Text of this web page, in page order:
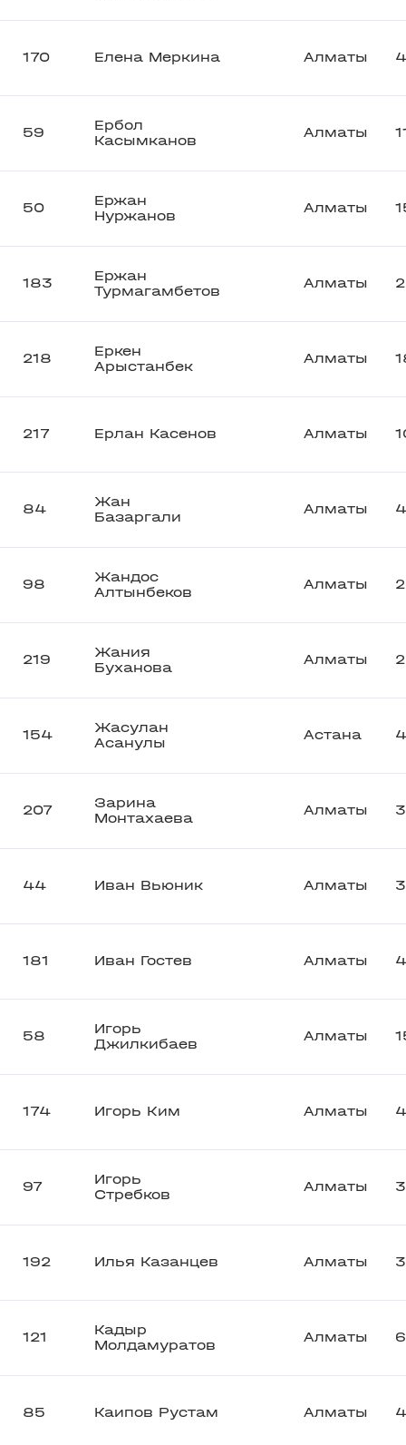
170 Елена Меркина Алматы
59
Ербол
Касымканов
Алматы
50
Ержан
Нуржанов
Алматы
183
Ержан
Турмагамбетов
Алматы
218
Еркен
Арыстанбек
Алматы
217 Ерлан Касенов Алматы
84
Жан
Базаргали
Алматы
98
Жандос
Алтынбеков
Алматы
219
Жания
Буханова
Алматы
154
Жасулан
Асанулы
Астана
207
Зарина
Монтахаева
Алматы
44 Иван Вьюник Алматы
181 Иван Гостев Алматы
58
Игорь
Джилкибаев
Алматы
174 Игорь Ким Алматы
97
Игорь
Стребков
Алматы
192 Илья Казанцев Алматы
121
Кадыр
Молдамуратов
Алматы
85 Каипов Рустам Алматы